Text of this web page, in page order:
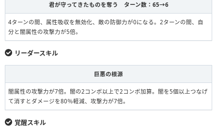
君が守ってきたものを奪う ターン数：65→6
4ターンの間、属性吸収を無効化、敵の防御力が0になる。2ターンの間、自
分と闇属性の攻撃力が5倍。
リーダースキル
巨悪の根源
闇属性の攻撃力が7倍。闇の2コンボ以上で2コンボ加算。闇を5個以上つなげ
て消すとダメージを80％軽減、攻撃力が7倍。
覚醒スキル